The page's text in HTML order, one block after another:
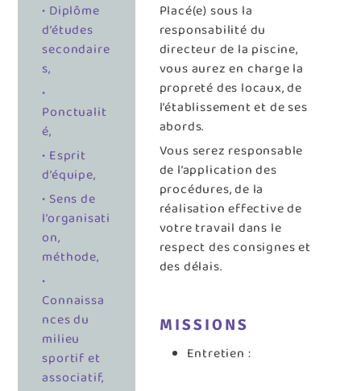
• Diplôme
d’études
secondaire
s,
•
Ponctualit
é,
• Esprit
d’équipe,
• Sens de
l’organisati
on,
méthode,
•
Connaissa
nces du
milieu
sportif et
associatif,
Placé(e) sous la
responsabilité du
directeur de la piscine,
vous aurez en charge la
propreté des locaux, de
l’établissement et de ses
abords.
Vous serez responsable
de l’application des
procédures, de la
réalisation effective de
votre travail dans le
respect des consignes et
des délais.
MISSIONS
Entretien :